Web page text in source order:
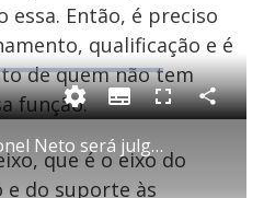
essa. Então, é preciso
qualificação e é
de quem não tem
função.
Caso Gisele: coronel Neto será julgado por feminicídio na Justiça comum
S
u
b
i
t
l
s
F
s
c
C
o
que é o eixo do
do suporte às